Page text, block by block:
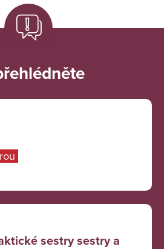
sestry sestry a